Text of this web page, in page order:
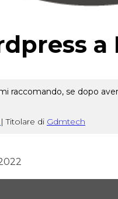
a
raccomando, se dopo
| Titolare di Gdmtech